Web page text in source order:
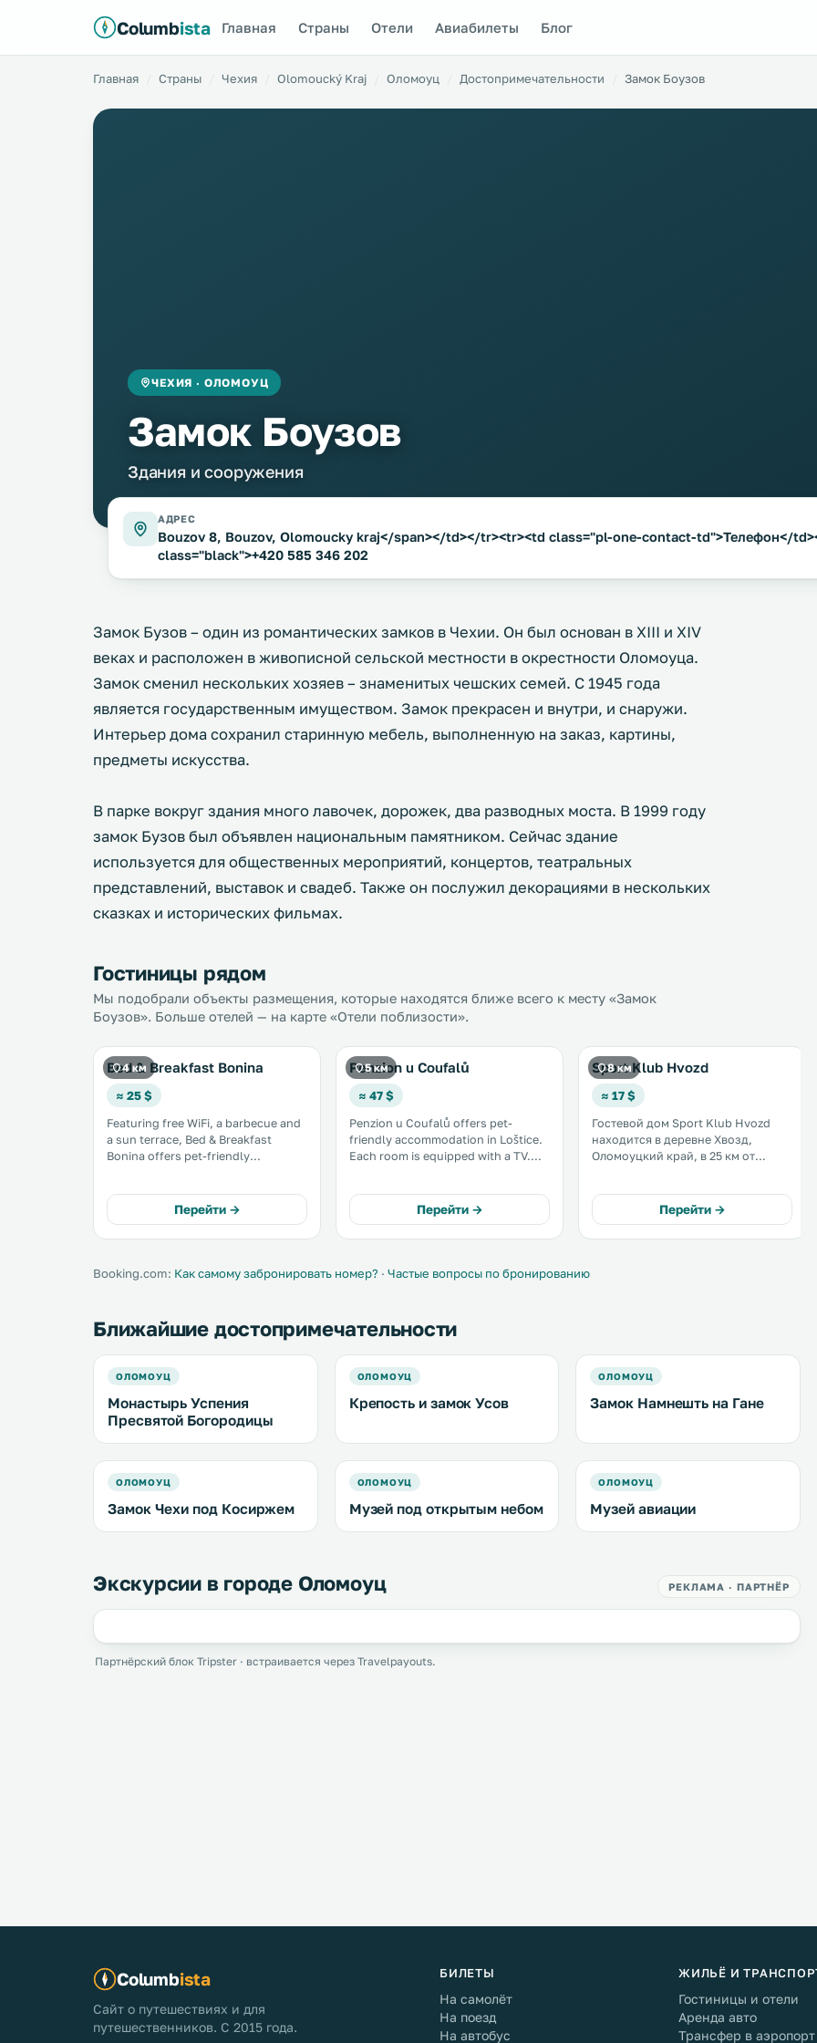
Columbista Главная Страны Отели Авиабилеты Блог
Главная Страны Чехия Olomoucký Kraj Оломоуц Достопримечательности Замок Боузов
ЧЕХИЯ · ОЛОМОУЦ
Замок Боузов
Здания и сооружения
АДРЕС
Bouzov 8, Bouzov, Olomoucky kraj</span></td></tr><tr><td class="pl-one-contact-td">Телефон</
class="black">+420 585 346 202
Замок Бузов – один из романтических замков в Чехии. Он был основан в XIII и XIV
веках и расположен в живописной сельской местности в окрестности Оломоуца.
Замок сменил нескольких хозяев – знаменитых чешских семей. С 1945 года
является государственным имуществом. Замок прекрасен и внутри, и снаружи.
Интерьер дома сохранил старинную мебель, выполненную на заказ, картины,
предметы искусства.
В парке вокруг здания много лавочек, дорожек, два разводных моста. В 1999 году
замок Бузов был объявлен национальным памятником. Сейчас здание
используется для общественных мероприятий, концертов, театральных
представлений, выставок и свадеб. Также он послужил декорациями в нескольких
сказках и исторических фильмах.
Гостиницы рядом
Мы подобрали объекты размещения, которые находятся ближе всего к месту «Замок
Боузов». Больше отелей — на карте «Отели поблизости».
4 км
Bed & Breakfast Bonina
≈ 25 $
Featuring free WiFi, a barbecue and
a sun terrace, Bed & Breakfast
Bonina offers pet-friendly
Some rooms have a seating area
where you can relax. .
Перейти →
5 км
Penzion u Coufalů
≈ 47 $
Penzion u Coufalů offers pet-
friendly accommodation in Loštice.
Each room is equipped with a TV.
room comes with a private
bathroom equipped with a bath or
shower. .
Перейти →
8 км
Sport Klub Hvozd
≈ 17 $
Гостевой дом Sport Klub Hvozd
находится в деревне Хвозд,
Оломоуцкий край, в 25 км от
прямой доступ к лыжным склонам,
а также ресторан,
принадлежности для барбекю и
Перейти →
Booking.com: Как самому забронировать номер? · Частые вопросы по бронированию
Ближайшие достопримечательности
ОЛОМОУЦ
Монастырь Успения
Пресвятой Богородицы
ОЛОМОУЦ
Крепость и замок Усов
ОЛОМОУЦ
Замок Намнешть на Гане
ОЛОМОУЦ
Замок Чехи под Косиржем
ОЛОМОУЦ
Музей под открытым небом
ОЛОМОУЦ
Музей авиации
Экскурсии в городе Оломоуц РЕКЛАМА · ПАРТНЁР
Партнёрский блок Tripster · встраивается через Travelpayouts.
Columbista
Сайт о путешествиях и для
путешественников. С 2015 года.
БИЛЕТЫ
На самолёт
На поезд
На автобус
ЖИЛЬЁ И
Гостиницы и отели
Аренда авто
Трансфер в аэропорт